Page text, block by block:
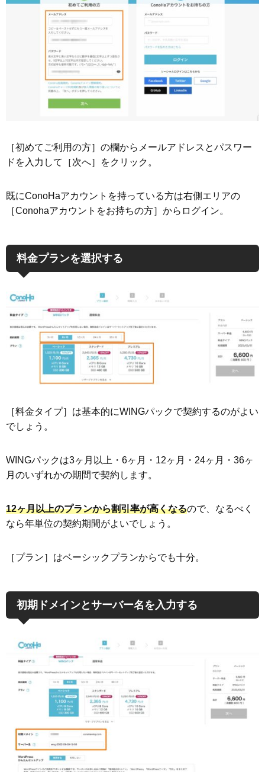
［初めてご利用の方］の欄からメールアドレスとパスワー
ドを入力して［次へ］をクリック。
既にConoHaアカウントを持っている方は右側エリアの
［Conohaアカウントをお持ちの方］からログイン。
料金プランを選択する
［料金タイプ］は基本的にWINGパックで契約するのがよい
でしょう。
WINGパックは3ヶ月以上・6ヶ月・12ヶ月・24ヶ月・36ヶ
月のいずれかの期間で契約します。
12ヶ月以上のプランから割引率が高くなるので、なるべく
なら年単位の契約期間がよいでしょう。
［プラン］はベーシックプランからでも十分。
初期ドメインとサーバー名を入力する